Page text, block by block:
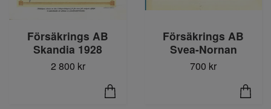
Försäkrings AB
Skandia 1928
2 800 kr
Försäkrings AB
Svea-Nornan
700 kr